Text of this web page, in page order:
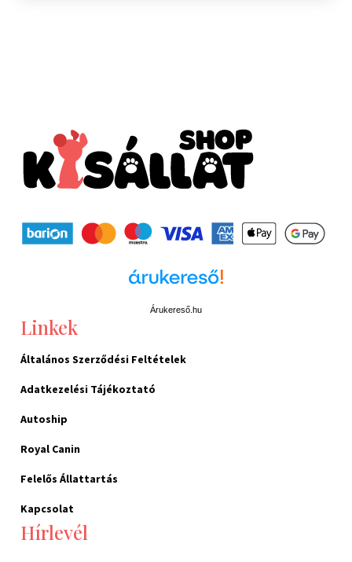
Árukereső.hu
Linkek
Általános Szerződési Feltételek
Adatkezelési Tájékoztató
Autoship
Royal Canin
Felelős Állattartás
Kapcsolat
Hírlevél